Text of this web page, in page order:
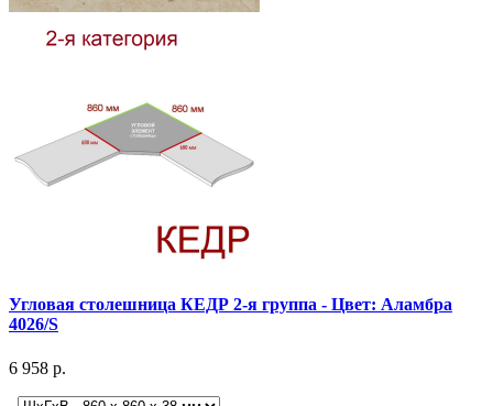
Угловая столешница КЕДР 2-я группа - Цвет: Аламбра
4026/S
6 958 р.